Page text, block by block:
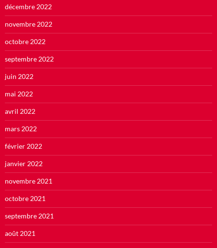
décembre 2022
novembre 2022
octobre 2022
septembre 2022
juin 2022
mai 2022
avril 2022
mars 2022
février 2022
janvier 2022
novembre 2021
octobre 2021
septembre 2021
août 2021